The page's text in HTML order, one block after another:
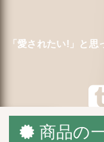
「愛されたい!」と
商品の